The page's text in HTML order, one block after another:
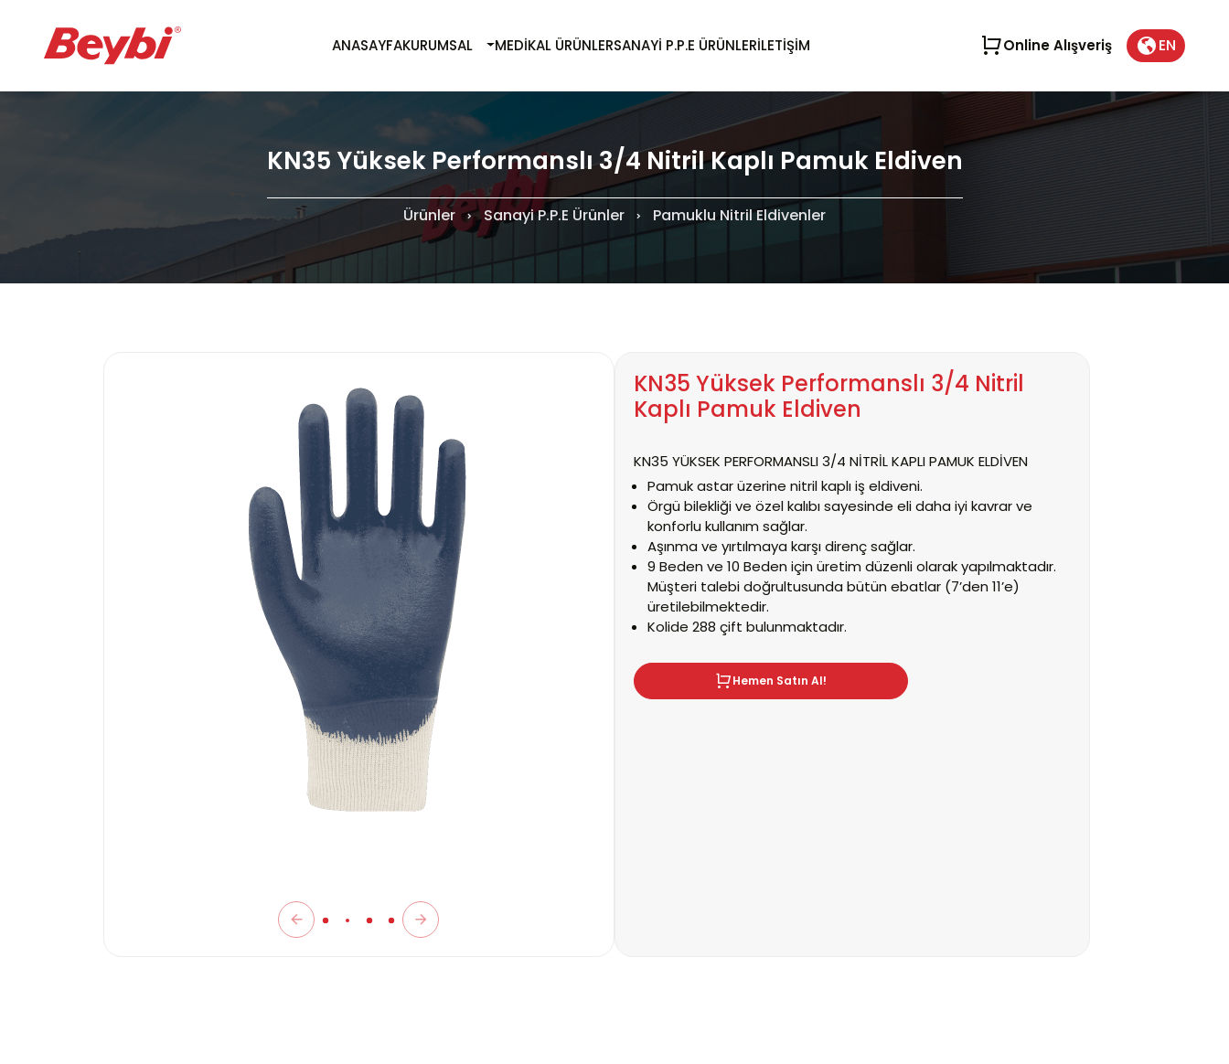
ANASAYFAKURUMSAL MEDIKAL ÜRÜNLERSANAYI P.P.E ÜRÜNLERİLETIŞIM Online Alışveriş EN
KN35 Yüksek Performanslı 3/4 Nitril Kaplı Pamuk Eldiven
Ürünler Sanayi P.P.E Ürünler Pamuklu Nitril Eldivenler
KN35 Yüksek Performanslı 3/4 Nitril
Kaplı Pamuk Eldiven
KN35 YÜKSEK PERFORMANSLI 3/4 NİTRİL KAPLI PAMUK ELDİVEN
Pamuk astar üzerine nitril kaplı iş eldiveni.
Örgü bilekliği ve özel kalıbı sayesinde eli daha iyi kavrar ve
konforlu kullanım sağlar.
Aşınma ve yırtılmaya karşı direnç sağlar.
9 Beden ve 10 Beden için üretim düzenli olarak yapılmaktadır.
Müşteri talebi doğrultusunda bütün ebatlar (7’den 11’e)
üretilebilmektedir.
Kolide 288 çift bulunmaktadır.
Hemen Satın Al!